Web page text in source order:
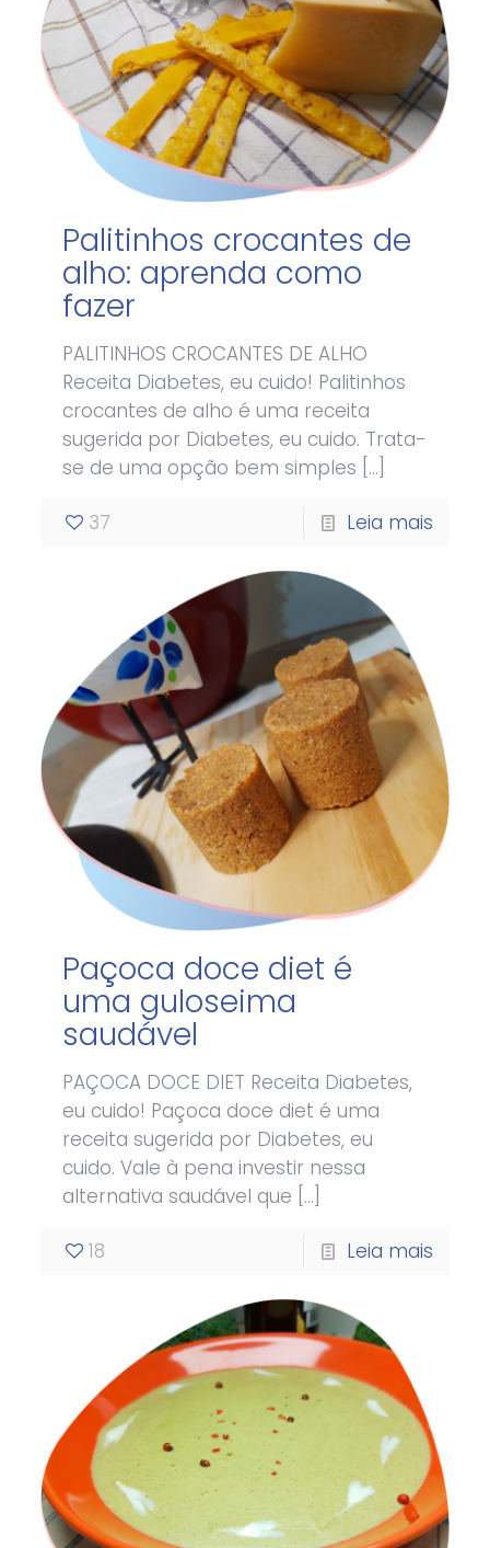
Palitinhos crocantes de
alho: aprenda como
fazer
PALITINHOS CROCANTES DE ALHO
Receita Diabetes, eu cuido! Palitinhos
crocantes de alho é uma receita
sugerida por Diabetes, eu cuido. Trata-
se de uma opção bem simples […]
37 Leia mais
Paçoca doce diet é
uma guloseima
saudável
PAÇOCA DOCE DIET Receita Diabetes,
eu cuido! Paçoca doce diet é uma
receita sugerida por Diabetes, eu
cuido. Vale à pena investir nessa
alternativa saudável que […]
18 Leia mais